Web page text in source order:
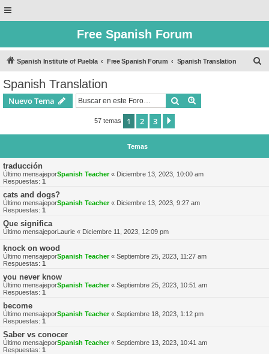
Free Spanish Forum
Spanish Institute of Puebla Free Spanish Forum Spanish Translation
Spanish Translation
Nuevo Tema Buscar
57 temas 1 2 3
Temas
traducción
Último mensajeporSpanish Teacher« Diciembre 13, 2023, 10:00 am
Respuestas: 1
cats and dogs?
Último mensajeporSpanish Teacher« Diciembre 13, 2023, 9:27 am
Respuestas: 1
Que significa
Último mensajeporLaurie « Diciembre 11, 2023, 12:09 pm
knock on wood
Último mensajeporSpanish Teacher« Septiembre 25, 2023, 11:27 am
Respuestas: 1
you never know
Último mensajeporSpanish Teacher« Septiembre 25, 2023, 10:51 am
Respuestas: 1
become
Último mensajeporSpanish Teacher« Septiembre 18, 2023, 1:12 pm
Respuestas: 1
Saber vs conocer
Último mensajeporSpanish Teacher« Septiembre 13, 2023, 10:41 am
Respuestas: 1